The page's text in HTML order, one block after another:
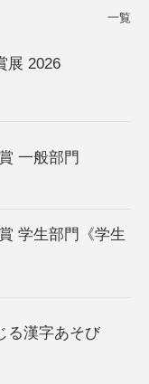
一覧
展 2026
一般部門
学生部門《学生
る漢字あそび